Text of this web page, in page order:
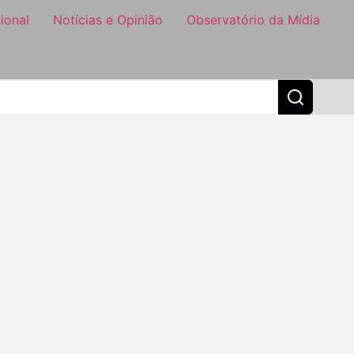
Notícias e Opinião Observatório da Mídia